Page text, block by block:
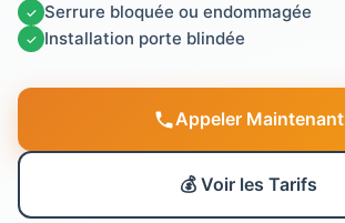
✓ Serrure bloquée ou endommagée
✓ Installation porte blindée
Appeler Maintenant
💰 Voir les Tarifs